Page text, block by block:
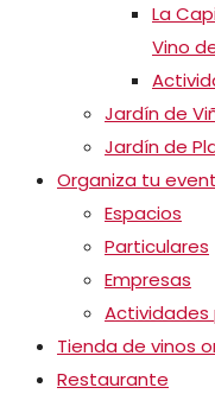
La
Vino
Jardín de
Jardín de
Organiza tu
Espacios
Particulares
Empresas
Tienda de vinos
Restaurante